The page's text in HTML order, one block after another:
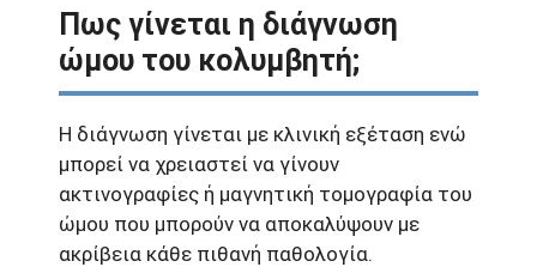
Πως γίνεται η διάγνωση
ώμου του κολυμβητή;
Η διάγνωση γίνεται με κλινική εξέταση ενώ
μπορεί να χρειαστεί να γίνουν
ακτινογραφίες ή μαγνητική τομογραφία του
ώμου που μπορούν να αποκαλύψουν με
ακρίβεια κάθε πιθανή παθολογία.